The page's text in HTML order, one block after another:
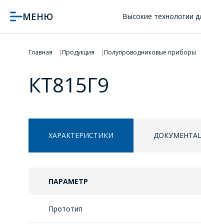
МЕНЮ Высокие технологии
Главная Продукция Полупроводниковые приборы
КТ815Г9
ХАРАКТЕРИСТИКИ
ПАРАМЕТР
Прототип